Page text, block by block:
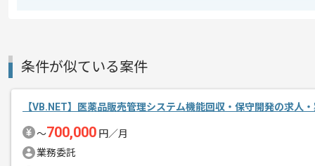
メント
これまでのご経験を活かしたい方にお
ぜひ一度、ご商談で雰囲気等掴んでい
条件が似ている案件
【VB.NET】医薬品販売管理システム機能回収・保守開発の求人
〜700,000 円／月
業務委託